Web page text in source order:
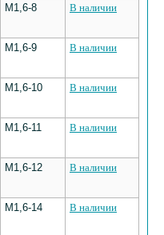
М1,6-8 В наличии
М1,6-9 В наличии
М1,6-10 В наличии
М1,6-11 В наличии
М1,6-12 В наличии
М1,6-14 В наличии